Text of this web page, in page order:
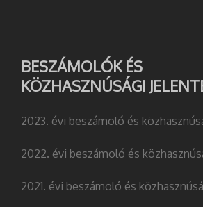
BESZÁMOLÓK ÉS
KÖZHASZNÚSÁGI
2023. évi beszámoló és
2022. évi beszámoló és
2021. évi beszámoló és